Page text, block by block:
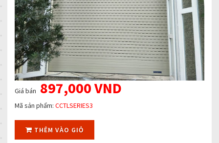
Giá bán 897,000 VND
Mã sản phẩm: CCTLSERIES3
THÊM VÀO GIỎ